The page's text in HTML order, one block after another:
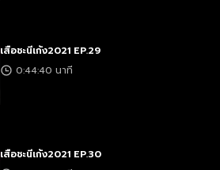
เสือชะนีเก้ง2021 EP.29
0:44:40 นาที
เสือชะนีเก้ง2021 EP.30